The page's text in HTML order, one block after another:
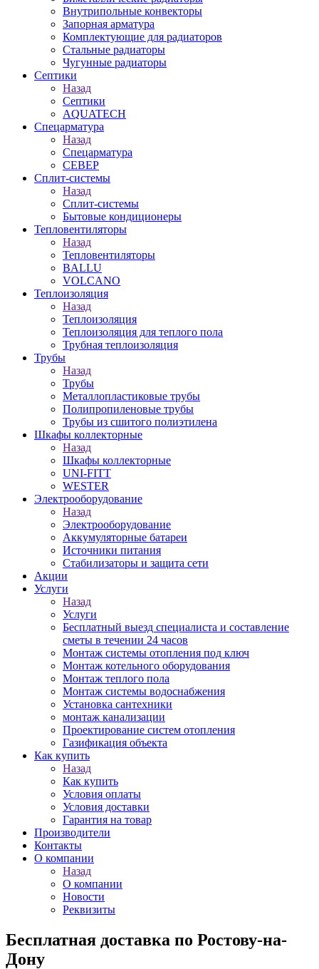
Внутрипольные конвекторы
Запорная арматура
Комплектующие для радиаторов
Стальные радиаторы
Чугунные радиаторы
Септики
Назад
Септики
AQUATECH
Спецарматура
Назад
Спецарматура
СЕВЕР
Сплит-системы
Назад
Сплит-системы
Бытовые кондиционеры
Тепловентиляторы
Назад
Тепловентиляторы
BALLU
VOLCANO
Теплоизоляция
Назад
Теплоизоляция
Теплоизоляция для теплого пола
Трубная теплоизоляция
Трубы
Назад
Трубы
Металлопластиковые трубы
Полипропиленовые трубы
Трубы из сшитого полиэтилена
Шкафы коллекторные
Назад
Шкафы коллекторные
UNI-FITT
WESTER
Электрооборудование
Назад
Электрооборудование
Аккумуляторные батареи
Источники питания
Стабилизаторы и защита сети
Акции
Услуги
Назад
Услуги
Бесплатный выезд специалиста и составление
сметы в течении 24 часов
Монтаж системы отопления под ключ
Монтаж котельного оборудования
Монтаж теплого пола
Монтаж системы водоснабжения
Установка сантехники
монтаж канализации
Проектирование систем отопления
Газификация объекта
Как купить
Назад
Как купить
Условия оплаты
Условия доставки
Гарантия на товар
Производители
Контакты
О компании
Назад
О компании
Новости
Реквизиты
Бесплатная доставка по Ростову-на-
Дону